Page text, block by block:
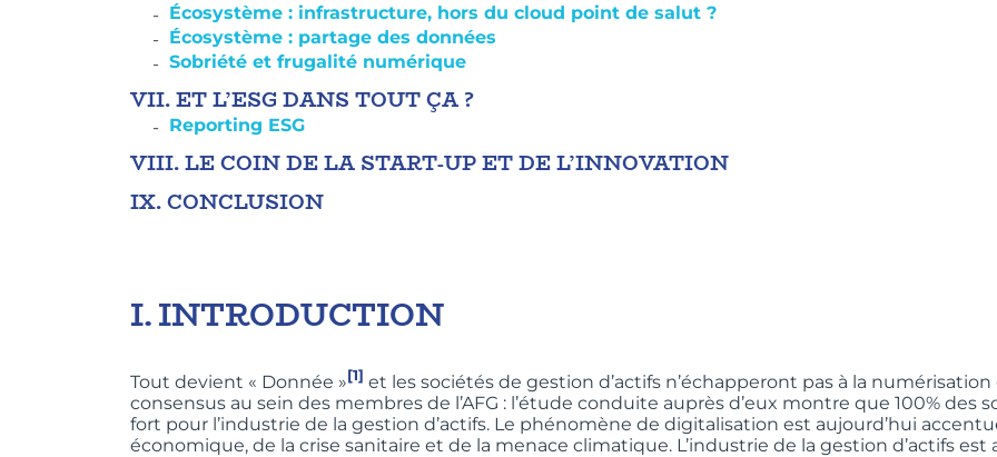
Écosystème : infrastructure, hors du cloud point de salut ?
Écosystème : partage des données
Sobriété et frugalité numérique
VII.ET L’ESG DANS TOUT ÇA ?
Reporting ESG
VIII.LE COIN DE LA START-UP ET DE L’INNOVATION
IX.CONCLUSION
I.INTRODUCTION
Tout devient « Donnée »[1] et les sociétés de gestion d’actifs n’échapperont pas à la
consensus au sein des membres de l’AFG : l’étude conduite auprès d’eux montre que 100%
fort pour l’industrie de la gestion d’actifs. Le phénomène de digitalisation est aujourd’hui
économique, de la crise sanitaire et de la menace climatique. L’industrie de la gestion d’actifs